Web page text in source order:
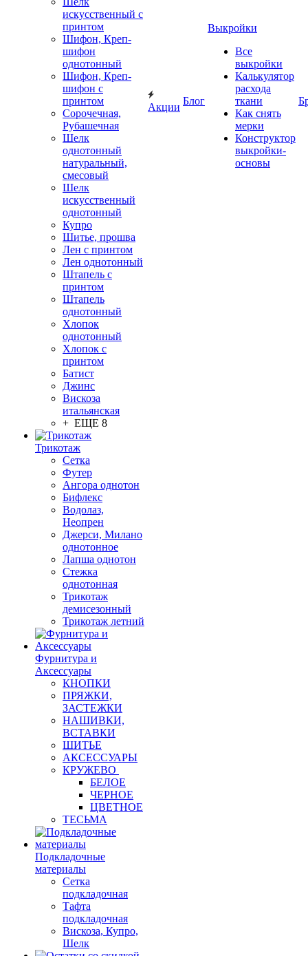
искусственный с
принтом
Шифон, Креп-
шифон
однотонный
Шифон, Креп-
шифон с
принтом
Сорочечная,
Рубашечная
Шелк
однотонный
натуральный,
смесовый
Шелк
искусственный
однотонный
Купро
Шитье, прошва
Лен с принтом
Лен однотонный
Штапель с
принтом
Штапель
однотонный
Хлопок
однотонный
Хлопок с
принтом
Батист
Джинс
Вискоза
итальянская
+ ЕЩЕ 8
Трикотаж
Сетка
Футер
Ангора однотон
Бифлекс
Водолаз,
Неопрен
Джерси, Милано
однотонное
Лапша однотон
Стежка
однотонная
Трикотаж
демисезонный
Трикотаж летний
Фурнитура и
Аксессуары
КНОПКИ
ПРЯЖКИ,
ЗАСТЕЖКИ
НАШИВКИ,
ВСТАВКИ
ШИТЬЕ
АКСЕССУАРЫ
КРУЖЕВО
БЕЛОЕ
ЧЕРНОЕ
ЦВЕТНОЕ
ТЕСЬМА
Подкладочные
материалы
Сетка
подкладочная
Тафта
подкладочная
Вискоза, Купро,
Шелк
Акции
Блог
Выкройки
Все
выкройки
Калькулятор
расхода
ткани
Как снять
мерки
Конструктор
выкройки-
основы